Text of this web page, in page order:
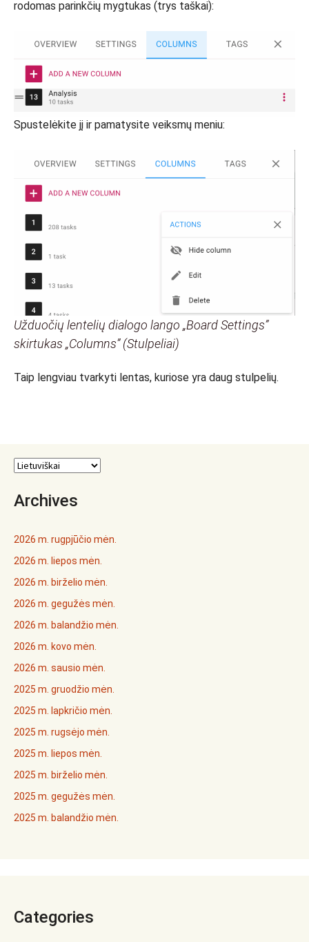
rodomas parinkčių mygtukas (trys taškai):
Spustelėkite jį ir pamatysite veiksmų meniu:
Užduočių lentelių dialogo lango „Board Settings”
skirtukas „Columns” (Stulpeliai)
Taip lengviau tvarkyti lentas, kuriose yra daug stulpelių.
Archives
2026 m. rugpjūčio mėn.
2026 m. liepos mėn.
2026 m. birželio mėn.
2026 m. gegužės mėn.
2026 m. balandžio mėn.
2026 m. kovo mėn.
2026 m. sausio mėn.
2025 m. gruodžio mėn.
2025 m. lapkričio mėn.
2025 m. rugsėjo mėn.
2025 m. liepos mėn.
2025 m. birželio mėn.
2025 m. gegužės mėn.
2025 m. balandžio mėn.
Categories